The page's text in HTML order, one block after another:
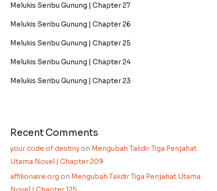
Melukis Seribu Gunung | Chapter 27
Melukis Seribu Gunung | Chapter 26
Melukis Seribu Gunung | Chapter 25
Melukis Seribu Gunung | Chapter 24
Melukis Seribu Gunung | Chapter 23
Recent Comments
your code of destinyon Mengubah Takdir Tiga Penjahat
Utama Novel | Chapter 209
affilionaire.org on Mengubah Takdir Tiga Penjahat Utama